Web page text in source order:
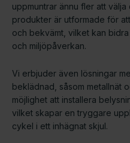
uppmuntrar ännu fler att
produkter är utformade för
och bekvämt, vilket kan
och miljöpåverkan.
Vi erbjuder även lösningar
beklädnad, såsom metallnät
möjlighet att installera
vilket skapar en tryggare
cykel i ett inhägnat skjul.